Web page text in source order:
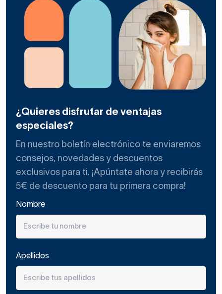
¿Quieres disfrutar de ventajas
especiales?
En nuestro boletín electrónico te enviaremos
consejos, novedades y descuentos
exclusivos para ti. ¡Apúntate ahora y recibirás
5€ de descuento para tu primera compra!
Nombre
Apellidos